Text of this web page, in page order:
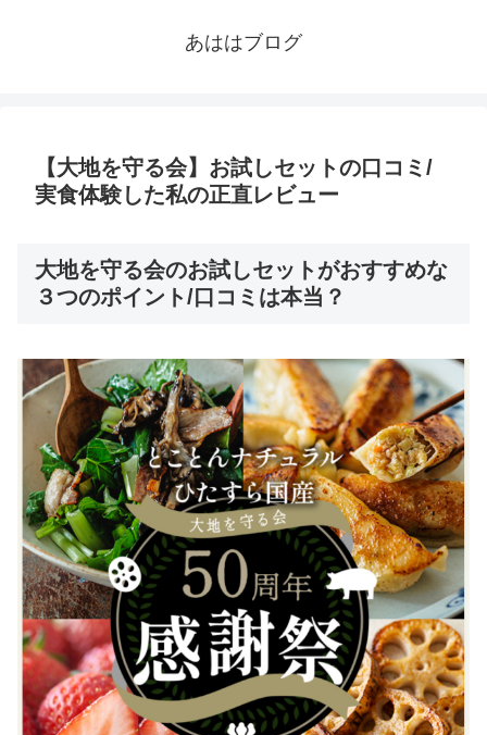
あははブログ
【大地を守る会】お試しセットの口コミ/
実食体験した私の正直レビュー
大地を守る会のお試しセットがおすすめな
３つのポイント/口コミは本当？